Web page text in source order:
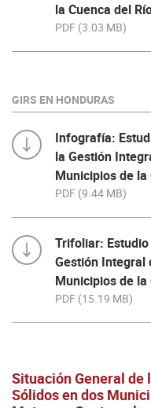
la Cuenca del
PDF (3.03 MB)
GIRS EN HONDURAS
Infografía:
la Gestión
Municipios de la
PDF (9.44 MB)
Trifoliar:
Gestión Integral
Municipios de la
PDF (15.19 MB)
Situación General de
Sólidos en dos